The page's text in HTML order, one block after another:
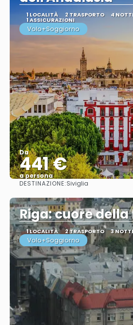
1 LOCALITÀ 2 TRASPORTO 4
1 ASSICURAZIONI
Volo+Soggiorno
Da
441 €
a persona
DESTINAZIONE:Siviglia
Riga: cuore
1 LOCALITÀ 2 TRASPORTO 3
Volo+Soggiorno